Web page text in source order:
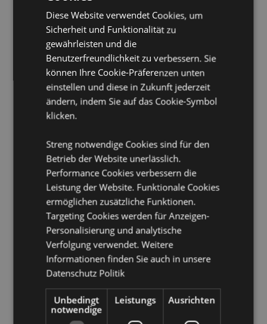
Produktbeschreibung
Queasy Squeezies Foodiemals Plüsch Quetschfiguren
Spielzeug
Material:Polyester und Polyacrylatkugeln
CE/UKCA gekennzeichnet:Ja
EN71:Ja
Geeignet für Kinder ab 0 Jahren
Produkttressourcen:
Möchten Sie mehr über den Einkauf bei Puckator
erfahren?Dann lesen Sie unserenLeitfaden für
Kundeninformationen.
Produktattribute
Information
Höhe 7cm Breite 7cm Tiefe 6cm
5055071505034
48
0.162000
Keine
Diese Website verwendet Cookies, um
Sicherheit und Funktionalität zu
gewährleisten und die
Benutzerfreundlichkeit zu verbessern. Sie
können Ihre Cookie-Präferenzen unten
einstellen und diese in Zukunft jederzeit
ändern, indem Sie auf das Cookie-Symbol
klicken.
Streng notwendige Cookies sind für den
Betrieb der Website unerlässlich.
Performance Cookies verbessern die
Leistung der Website. Funktionale Cookies
ermöglichen zusätzliche Funktionen.
Targeting Cookies werden für Anzeigen-
Personalisierung und analytische
Verfolgung verwendet. Weitere
Informationen finden Sie auch in unsere
Datenschutz Politik
Unbedingt
notwendige
Leistungs Ausrichten